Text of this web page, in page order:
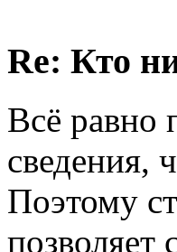
Re: Кто
Всё равно
сведения,
Поэтому
позволяет